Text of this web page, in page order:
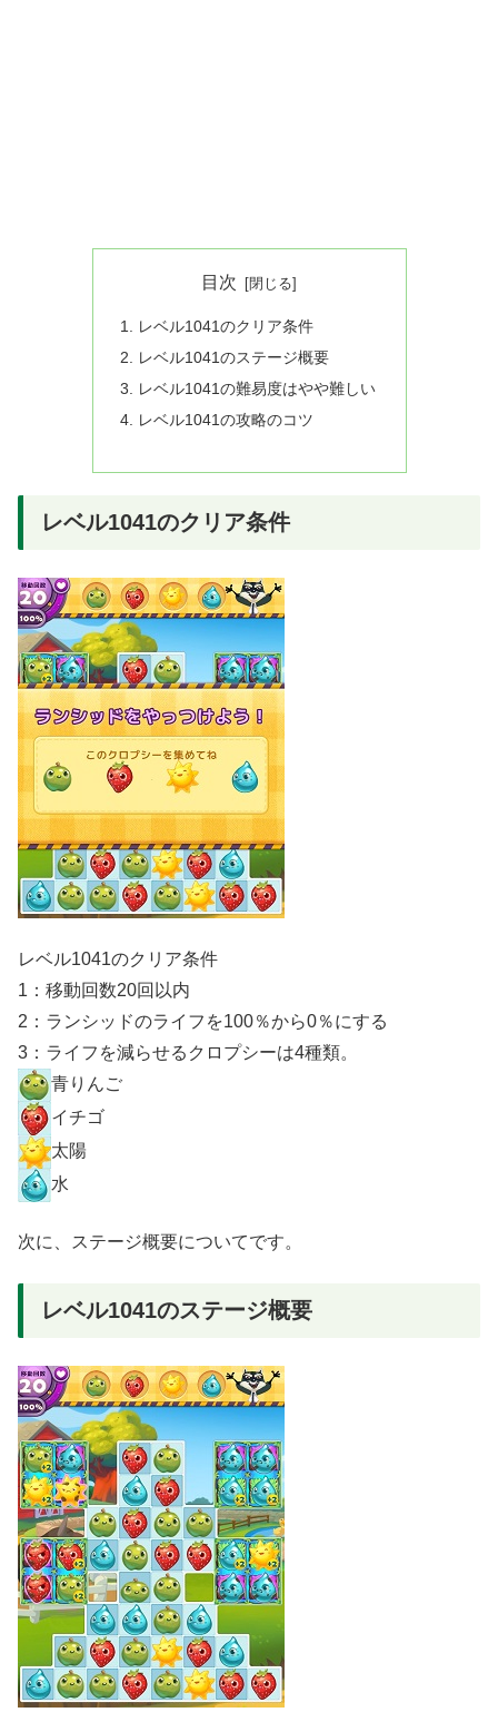
目次
レベル1041のクリア条件
レベル1041のステージ概要
レベル1041の難易度はやや難しい
レベル1041の攻略のコツ
レベル1041のクリア条件
レベル1041のクリア条件
1：移動回数20回以内
2：ランシッドのライフを100％から0％にする
3：ライフを減らせるクロプシーは4種類。
青りんご
イチゴ
太陽
水
次に、ステージ概要についてです。
レベル1041のステージ概要